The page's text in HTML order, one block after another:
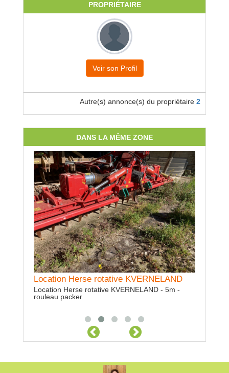
PROPRIÉTAIRE
Voir son Profil
Autre(s) annonce(s) du propriétaire 2
DANS LA MÊME ZONE
Location Herse rotative KVERNELAND
Location Herse rotative KVERNELAND - 5m -
rouleau packer